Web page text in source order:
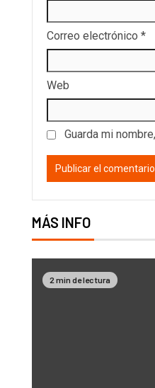
Correo electrónico *
Web
Guarda mi
MÁS INFO
2 min de lectura